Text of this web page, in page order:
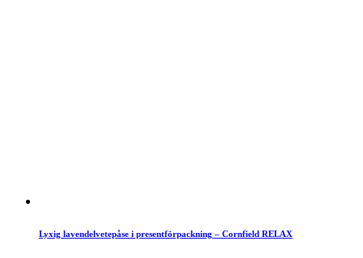
Lyxig lavendelvetepåse i presentförpackning – Cornfield RELAX